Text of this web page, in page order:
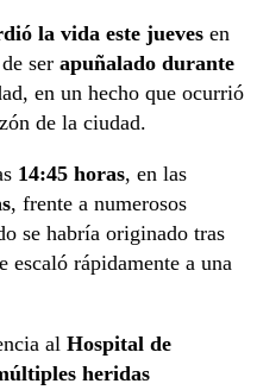
la vida este jueves en
ser apuñalado durante
en un hecho que ocurrió
de la ciudad.
14:45 horas, en las
, frente a numerosos
se habría originado tras
escaló rápidamente a una
al Hospital de
heridas